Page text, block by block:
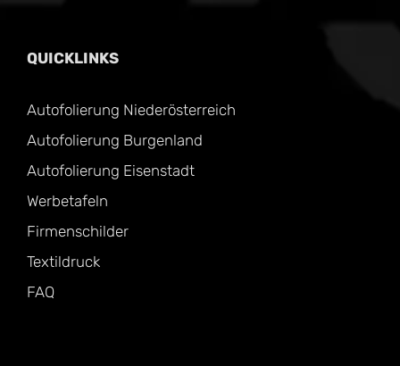
QUICKLINKS
Autofolierung Niederösterreich
Autofolierung Burgenland
Autofolierung Eisenstadt
Werbetafeln
Firmenschilder
Textildruck
FAQ